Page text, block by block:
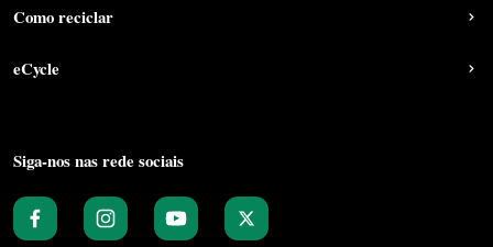
Como reciclar
eCycle
Siga-nos nas rede sociais